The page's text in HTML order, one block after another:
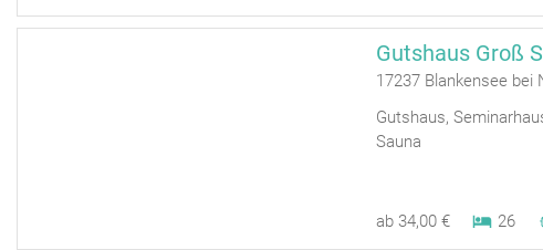
Gutshaus Groß
17237 Blankensee bei
Gutshaus,
Sauna
ab 34,00 € 26